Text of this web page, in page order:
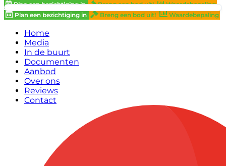
Plan een bezichtiging in Breng een bod uit!
Waardebepaling
Plan een bezichtiging in
Breng een bod uit! Waardebepaling
Home
Media
In de buurt
Documenten
Aanbod
Over ons
Reviews
Contact